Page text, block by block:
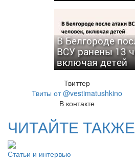
В Белгороде
ВСУ ранены 13
включая детей
Твиттер
Твиты от @vestimatushkino
В контакте
ЧИТАЙТЕ
Статьи и интервью